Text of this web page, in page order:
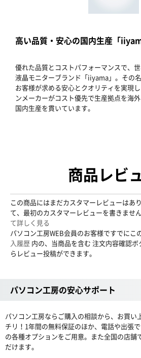
高い品質・安心の国内生産「
優れた品質とコストパフォーマンスで、
液晶モニターブランド「iiyama」。その名
お客様が求める安心とクオリティを実現
ンメーカーがコスト優先で生産拠点を海
国内生産を貫いています。
商品レビ
この商品にはまだカスタマーレビューはあ
て、最初のカスタマーレビューを書きませ
て詳しく見る
パソコン工房WEB会員のお客様ですでにこ
入履歴 内の、当商品を含む 注文内容確認
らレビュー投稿ができます。
パソコン工房の安心サポート
パソコン工房ならご購入の相談から、お買い
チリ！1年間の無料保証のほか、電話や出張
の各種オプションをご用意。また全国の店舗
だけます。